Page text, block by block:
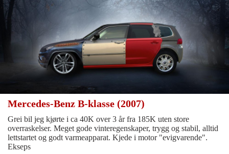
Mercedes-Benz B-klasse (2007)
Grei bil jeg kjørte i ca 40K over 3 år fra 185K uten store
overraskelser. Meget gode vinteregenskaper, trygg og stabil, alltid
lettstartet og godt varmeapparat. Kjede i motor "evigvarende".
Ekseps